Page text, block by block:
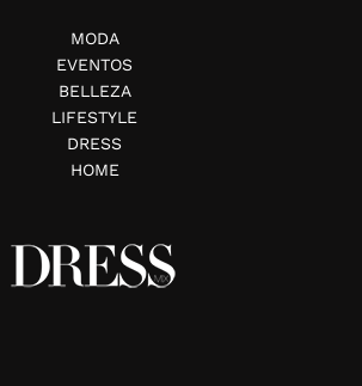
MODA
EVENTOS
BELLEZA
LIFESTYLE
DRESS
HOME